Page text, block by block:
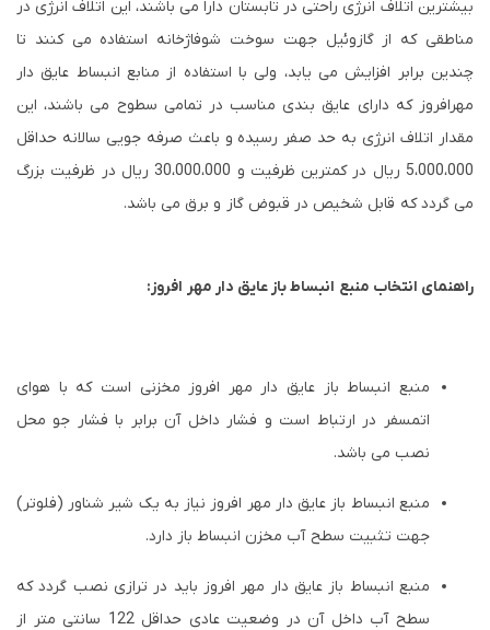
بیشترین اتلاف انرژی راحتی در تابستان دارا می باشند، این اتلاف انرژی در
مناطقی که از گازوئیل جهت سوخت شوفاژخانه استفاده می کنند تا
چندین برابر افزایش می یابد، ولی با استفاده از منابع انبساط عایق دار
مهرافروز که دارای عایق بندی مناسب در تمامی سطوح می باشند، این
مقدار اتلاف انرژی به حد صفر رسیده و باعث صرفه جویی سالانه حداقل
5،000،000 ریال در کمترین ظرفیت و 30،000،000 ریال در ظرفیت بزرگ
می گردد که قابل شخیص در قبوض گاز و برق می باشد.
راهنمای انتخاب منبع انبساط باز عایق دار مهر افروز:
منبع انبساط باز عایق دار مهر افروز مخزنی است که با هوای
اتمسفر در ارتباط است و فشار داخل آن برابر با فشار جو محل
نصب می باشد.
منبع انبساط باز عایق دار مهر افروز نیاز به یک شیر شناور (فلوتر)
جهت تثبیت سطح آب مخزن انبساط باز دارد.
منبع انبساط باز عایق دار مهر افروز باید در ترازی نصب گردد که
سطح آب داخل آن در وضعیت عادی حداقل 122 سانتی متر از